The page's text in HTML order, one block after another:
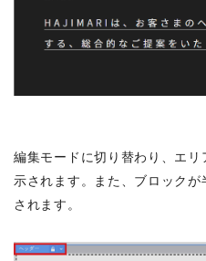
編集モードに切り替わり、エ
示されます。また、ブロック
されます。